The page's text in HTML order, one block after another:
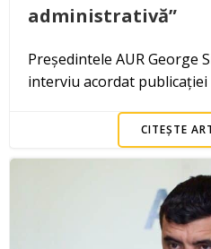
administrativă”
Președintele AUR George
interviu acordat
CITEȘTE